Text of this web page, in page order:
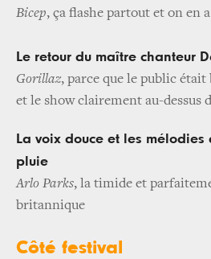
Bicep, ça flashe partout et on en
Le retour du maître chanteur
Gorillaz, parce que le public était
et le show clairement au-dessus
La voix douce et les mélodies
pluie
Arlo Parks, la timide et
britannique
Côté festival